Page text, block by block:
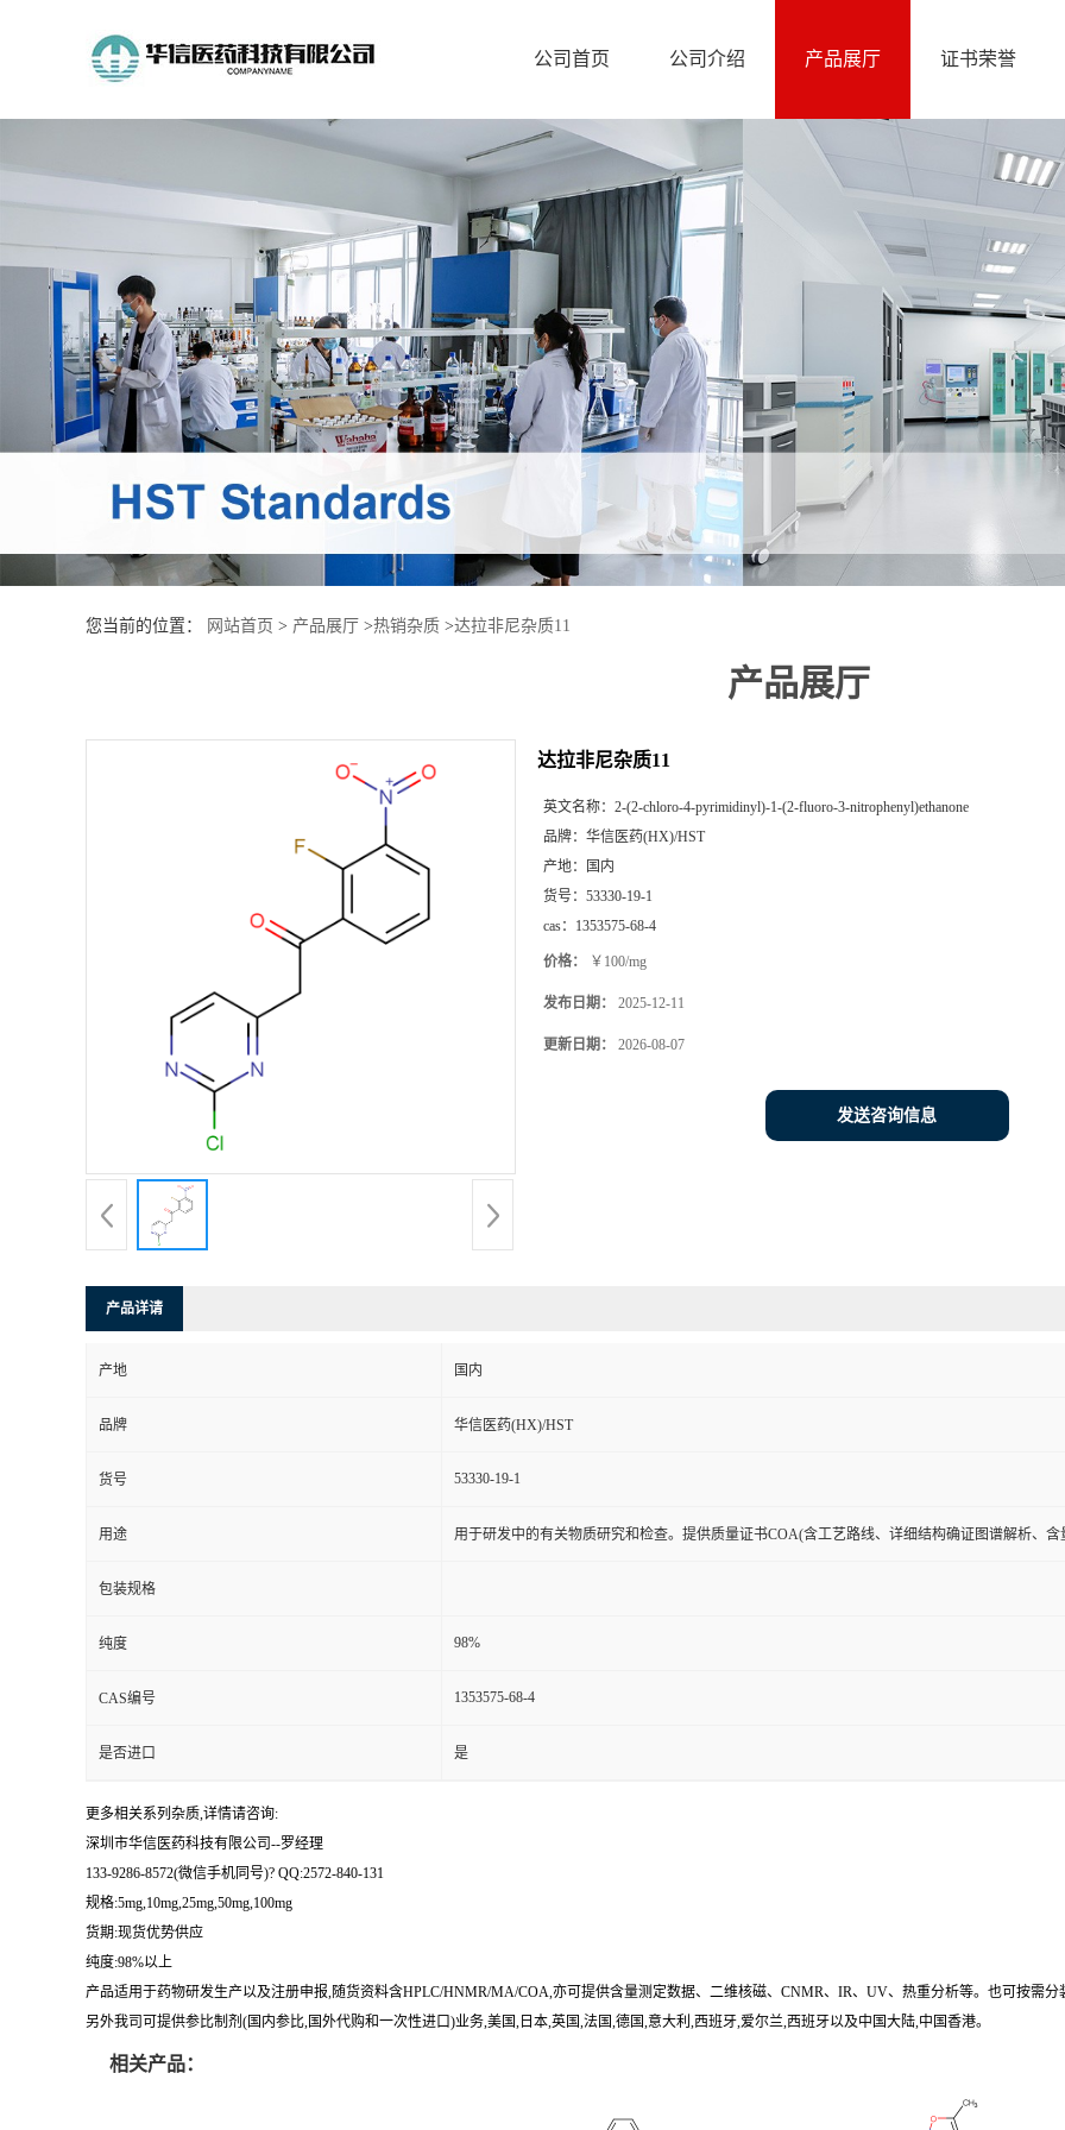
页
司
介
公司首页 公司介绍 产品展厅 证书荣誉
您当前的位置： 网站首页 > 产品展厅 >热销杂质 >达拉非尼杂质11
产品展厅
达拉非尼杂质11
英文名称： 2-(2-chloro-4-pyrimidinyl)-1-(2-fluoro-3-nitrophenyl)ethanone
品牌： 华信医药(HX)/HST
产地：
国内
货号： 53330-19-1
cas： 1353575-68-4
价格： ￥100/mg
发布日期： 2025-12-11
更新日期： 2026-08-07
发送咨询信息
产品详请
产地 国内
品牌 华信医药(HX)/HST
货号 53330-19-1
用途 用于研发中的有关物质研究和检查。提供质量证书COA(含工艺路线、详细结构确证图谱解析、含
包装规格
纯度 98%
CAS编号 1353575-68-4
是否进口 是
更多相关系列杂质,详情请咨询:
深圳市华信医药科技有限公司--罗经理
133-9286-8572(微信手机同号)? QQ:2572-840-131
规格:5mg,10mg,25mg,50mg,100mg
货期:现货优势供应
纯度:98%以上
产品适用于药物研发生产以及注册申报,随货资料含HPLC/HNMR/MA/COA,亦可提供含量测定数据、二维核磁、CNMR、IR、UV、热重分析等。也可按需分
另外我司可提供参比制剂(国内参比,国外代购和一次性进口)业务,美国,日本,英国,法国,德国,意大利,西班牙,爱尔兰,西班牙以及中国大陆,中国香港。
相关产品：